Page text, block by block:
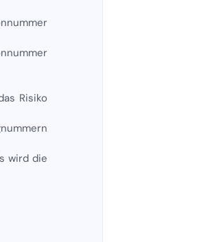
Risiko
wird die